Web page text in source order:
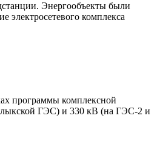
Энергообъекты были
комплекса
программы комплексной
ГЭС) и 330 кВ (на ГЭС-2 и